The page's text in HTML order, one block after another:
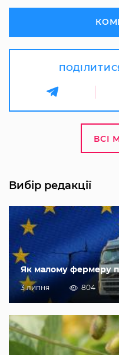
ВСІ
Вибір редакції
Як малому фермеру
3 липня 804